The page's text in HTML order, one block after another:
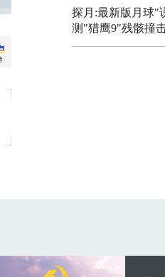
探月:最新版月球"
测"猎鹰9"残骸撞